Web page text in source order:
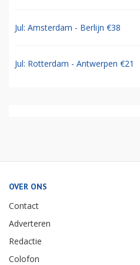
Jul: Amsterdam - Berlijn €38
Jul: Rotterdam - Antwerpen €21
OVER ONS
Contact
Adverteren
Redactie
Colofon